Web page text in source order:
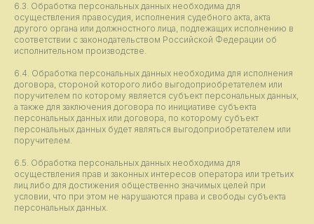
6.3. Обработка персональных данных необходима для
осуществления правосудия, исполнения судебного акта, акта
другого органа или должностного лица, подлежащих исполнению в
соответствии с законодательством Российской Федерации об
исполнительном производстве.
6.4. Обработка персональных данных необходима для исполнения
договора, стороной которого либо выгодоприобретателем или
поручителем по которому является субъект персональных данных,
а также для заключения договора по инициативе субъекта
персональных данных или договора, по которому субъект
персональных данных будет являться выгодоприобретателем или
поручителем.
6.5. Обработка персональных данных необходима для
осуществления прав и законных интересов оператора или третьих
лиц либо для достижения общественно значимых целей при
условии, что при этом не нарушаются права и свободы субъекта
персональных данных.